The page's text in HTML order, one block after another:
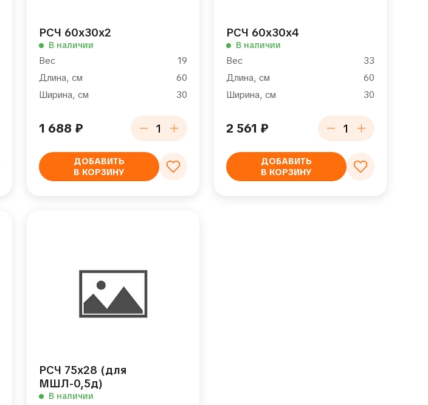
РСЧ 60х30х2
В наличии
Вес
19
Длина, см
60
Ширина, см
30
1 688 ₽
ДОБАВИТЬ
В КОРЗИНУ
РСЧ 60х30х4
В наличии
Вес
33
Длина, см
60
Ширина, см
30
2 561 ₽
ДОБАВИТЬ
В КОРЗИНУ
РСЧ 75х28 (для
МШЛ-0,5д)
В наличии